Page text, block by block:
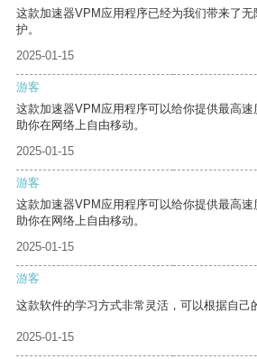
这款加速器VPM应用程序已经为我们带来了
护。
2025-01-15
游客
这款加速器VPM应用程序可以给你提供最高
助你在网络上自由移动。
2025-01-15
游客
这款加速器VPM应用程序可以给你提供最高
助你在网络上自由移动。
2025-01-15
游客
这款软件的学习方式非常灵活，可以根据自己
2025-01-15